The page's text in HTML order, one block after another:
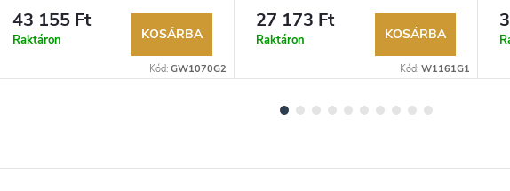
lehetőség. Hivatalos márkakereskedő.
43 155 Ft
Raktáron KOSÁRBA
Kód: GW1070G2
lehetőség. Hivatalos márkakereskedő.
27 173 Ft
Raktáron KOSÁRBA
Kód: W1161G1